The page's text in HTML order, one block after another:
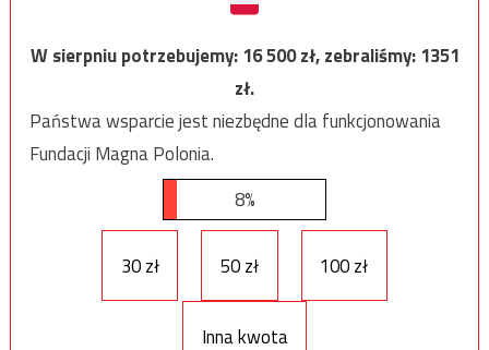
W sierpniu potrzebujemy:16 500zł, zebraliśmy:1351
zł.
Państwa wsparcie jest niezbędne dla funkcjonowania
Fundacji Magna Polonia.
8%
30 zł 50 zł 100 zł
Inna kwota